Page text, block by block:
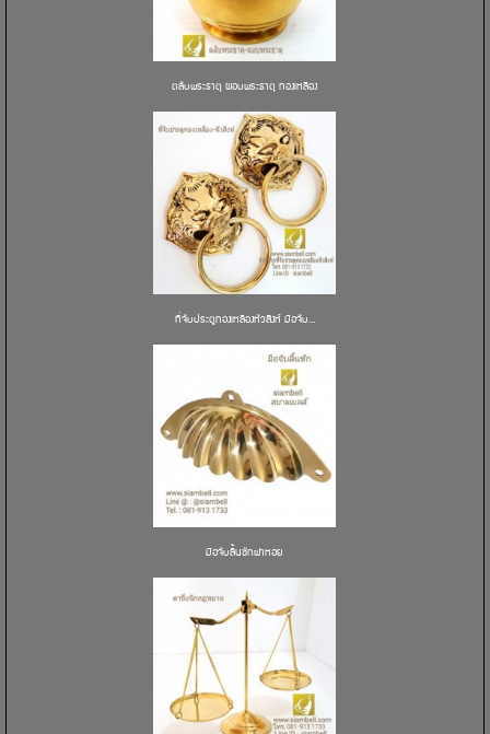
ตลับพระธาตุ ผอบพระธาตุ ทองเหลือง
ที่จับประตูทองเหลืองหัวสิงห์ มือจับ...
มือจับลิ้นชักฝาหอย